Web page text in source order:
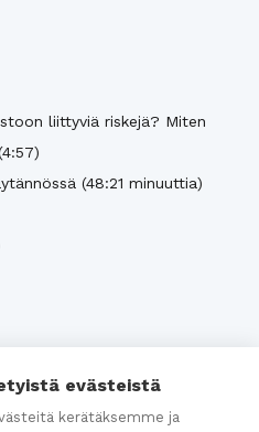
liittyviä riskejä? Miten
(48:21 minuuttia)
evästeistä
kerätäksemme ja